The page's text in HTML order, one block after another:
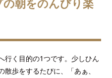
朝をのんびり楽
行く目的の1つです。少しひん
歩をするたびに、「あぁ、